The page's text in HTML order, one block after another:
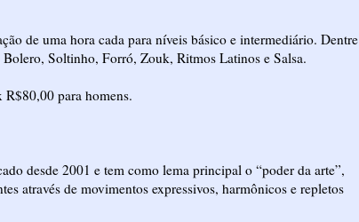
de uma hora cada para níveis básico e intermediário. Dentre
Soltinho, Forró, Zouk, Ritmos Latinos e Salsa.
para homens.
desde 2001 e tem como lema principal o “poder da arte”,
através de movimentos expressivos, harmônicos e repletos